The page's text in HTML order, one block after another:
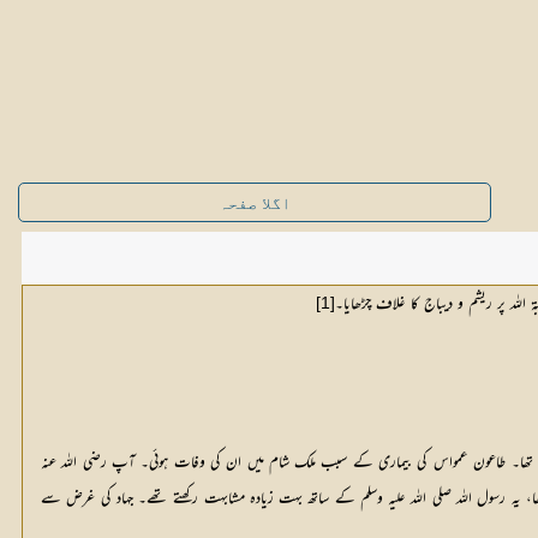
اگلا صفحہ
پر ریشم و دیباج کا غلاف چڑھایا۔[1]
تھا۔ طاعون عمواس کی بیماری کے سبب ملک شام میں ان کی وفات ہوئی۔ آپ رضی اللہ عنہ
رسول اللہ صلی اللہ علیہ وسلم کے ساتھ بہت زیادہ مشابہت رکھتے تھے۔ جہاد کی غرض سے